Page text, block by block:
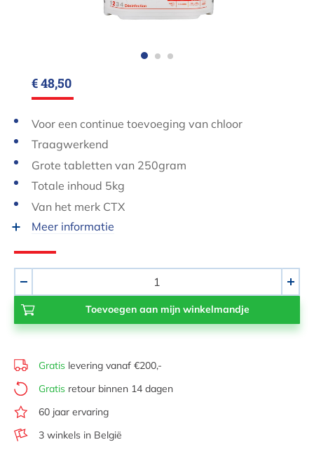
€ 48,50
Voor een continue toevoeging van chloor
Traagwerkend
Grote tabletten van 250gram
Totale inhoud 5kg
Van het merk CTX
Meer informatie
+
Gratis levering vanaf €200,-
Gratis retour binnen 14 dagen
60 jaar ervaring
3 winkels in België